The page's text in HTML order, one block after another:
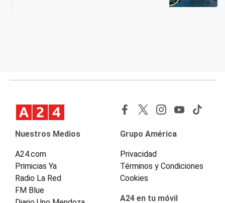
Nuestros Medios
A24.com
Primicias Ya
Radio La Red
FM Blue
Grupo América
Privacidad
Términos y Condiciones
Cookies
A24 en tu móvil